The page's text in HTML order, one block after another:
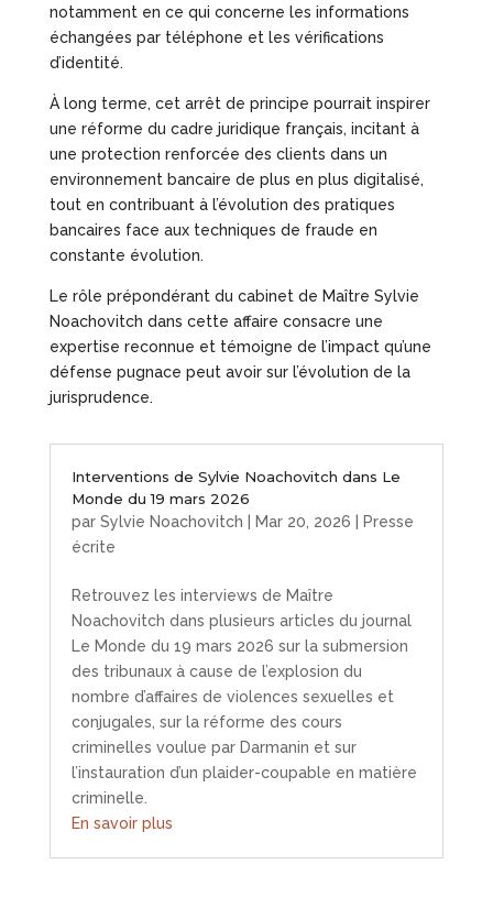
notamment en ce qui concerne les informations
échangées par téléphone et les vérifications
d’identité.
À long terme, cet arrêt de principe pourrait inspirer
une réforme du cadre juridique français, incitant à
une protection renforcée des clients dans un
environnement bancaire de plus en plus digitalisé,
tout en contribuant à l’évolution des pratiques
bancaires face aux techniques de fraude en
constante évolution.
Le rôle prépondérant du cabinet de Maître Sylvie
Noachovitch dans cette affaire consacre une
expertise reconnue et témoigne de l’impact qu’une
défense pugnace peut avoir sur l’évolution de la
jurisprudence.
Interventions de Sylvie Noachovitch dans Le
Monde du 19 mars 2026
par Sylvie Noachovitch Mar 20, 2026
Presse
écrite
Retrouvez les interviews de Maître
Noachovitch dans plusieurs articles du journal
Le Monde du 19 mars 2026 sur la submersion
des tribunaux à cause de l’explosion du
nombre d’affaires de violences sexuelles et
conjugales, sur la réforme des cours
criminelles voulue par Darmanin et sur
l’instauration d’un plaider-coupable en matière
criminelle.
En savoir plus